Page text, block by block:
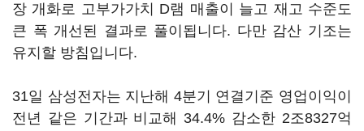
장 개화로 고부가가치 D램 매출이 늘고 재고 수준도
큰 폭 개선된 결과로 풀이됩니다. 다만 감산 기조는
유지할 방침입니다.
31일 삼성전자는 지난해 4분기 연결기준 영업이익이
전년 같은 기간과 비교해 34.4% 감소한 2조8327억